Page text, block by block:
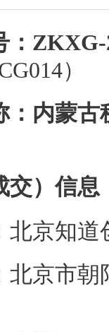
：ZKXG-
）
：内蒙古
交）信息
北京知
北京市朝